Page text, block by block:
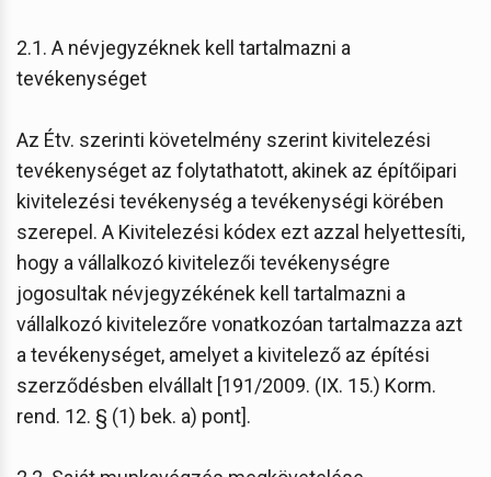
2.1. A névjegyzéknek kell tartalmazni a
tevékenységet
Az Étv. szerinti követelmény szerint kivitelezési
tevékenységet az folytathatott, akinek az építőipari
kivitelezési tevékenység a tevékenységi körében
szerepel. A Kivitelezési kódex ezt azzal helyettesíti,
hogy a vállalkozó kivitelezői tevékenységre
jogosultak névjegyzékének kell tartalmazni a
vállalkozó kivitelezőre vonatkozóan tartalmazza azt
a tevékenységet, amelyet a kivitelező az építési
szerződésben elvállalt [191/2009. (IX. 15.) Korm.
rend. 12. § (1) bek. a) pont].